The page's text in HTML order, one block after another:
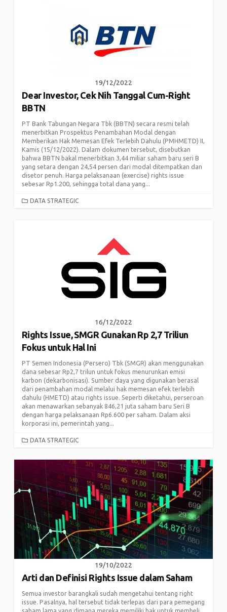
19/12/2022
Dear Investor, Cek Nih Tanggal Cum-Right
BBTN
PT Bank Tabungan Negara Tbk (BBTN) secara resmi telah
menerbitkan Prospektus Penambahan Modal dengan
Memberikan Hak Memesan Efek Terlebih Dahulu (PMHMETD) II,
Kamis (15/12/2022). Dalam dokumen tersebut, disebutkan
bahwa BBTN bakal menerbitkan 3,44 miliar saham baru seri B
yang setara dengan 24,54 persen dari modal ditempatkan dan
disetor penuh. Harga pelaksanaan (exercise) rights issue
sebesar Rp1.200, sehingga total dana yang...
CATEGORIES
DATA STRATEGIC
16/12/2022
Rights Issue, SMGR Gunakan Rp 2,7 Triliun
Fokus untuk Hal Ini
PT Semen Indonesia (Persero) Tbk (SMGR) akan menggunakan
dana sebesar Rp2,7 trilun untuk fokus menurunkan emisi
karbon (dekarbonisasi). Sumber daya yang digunakan berasal
dari penambahan modal melalui hak memesan efek terlebih
dahulu (HMETD) atau rights issue. Seperti diketahui, perseroan
akan menawarkan sebanyak 846,21 juta saham baru Seri B
dengan harga pelaksanaan Rp6.600 per saham. Dalam aksi
korporasi ini, pemerintah yang...
CATEGORIES
DATA STRATEGIC
19/10/2022
Arti dan Definisi Rights Issue dalam Saham
Semua investor barangkali sudah mengetahui tentang right
issue. Pasalnya, hal tersebut tidak terlepas dari para pemegang